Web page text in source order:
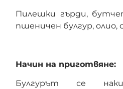
Пилешки гърди,
пшеничен булгур, олио,
Начин на приготвяне:
Булгурът се